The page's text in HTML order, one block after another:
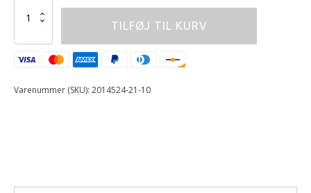
BOOT
KIDS
WHT/BLK
TILFØJ TIL KURV
Varenummer (SKU): 2014524-21-10